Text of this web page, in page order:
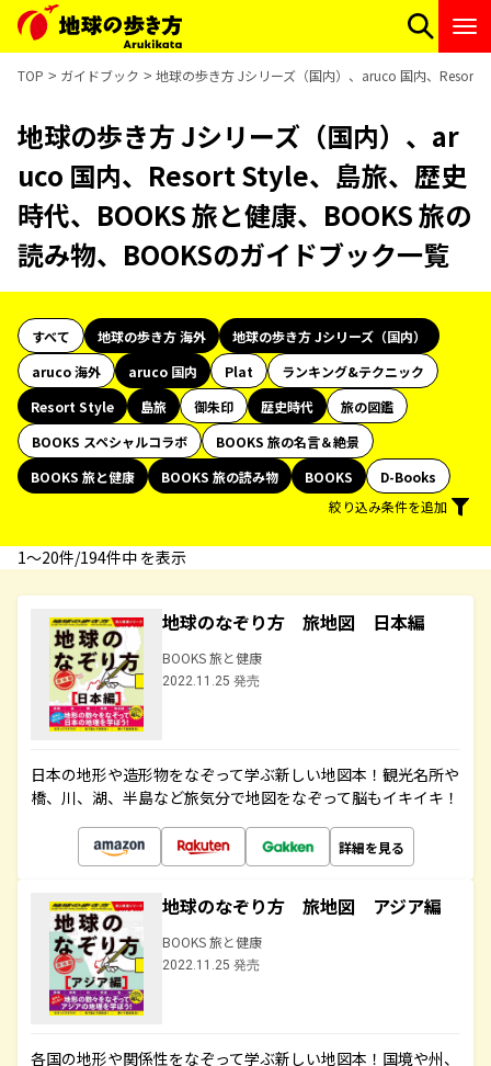
TOP ガイドブック 地球の歩き方 Jシリーズ（国内）、aruco 国内、Resort
地球の歩き方 Jシリーズ（国内）、ar
uco 国内、Resort Style、島旅、歴史
時代、BOOKS 旅と健康、BOOKS 旅の
読み物、BOOKSのガイドブック一覧
すべて 地球の歩き方 海外
地球の歩き方 Jシリーズ（国内）
aruco 海外
aruco 国内 Plat
ランキング&テクニック
Resort Style
島旅 御朱印 歴史時代
旅の図鑑
BOOKS スペシャルコラボ
BOOKS 旅の名言＆絶景
BOOKS 旅と健康
BOOKS 旅の読み物 BOOKS
D-Books
絞り込み条件を追加
1〜20件/194件中 を表示
地球のなぞり方 旅地図 日本編
BOOKS 旅と健康
2022.11.25 発売
日本の地形や造形物をなぞって学ぶ新しい地図本！観光名所や
橋、川、湖、半島など旅気分で地図をなぞって脳もイキイキ！
詳細を見る
地球のなぞり方 旅地図 アジア編
BOOKS 旅と健康
2022.11.25 発売
各国の地形や関係性をなぞって学ぶ新しい地図本！国境や州、